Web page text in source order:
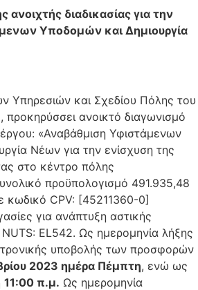
διαδικασίας για την
Υποδομών και Δημιουργία
Υπηρεσιών και Σχεδίου Πόλης του
ανοικτό διαγωνισμό
«Αναβάθμιση Υφιστάμενων
Νέων για την ενίσχυση της
στο κέντρο πόλης
προϋπολογισμό 491.935,48
CPV: [45211360-0]
για ανάπτυξη αστικής
EL542. Ως ημερομηνία λήξης
υποβολής των προσφορών
2023 ημέρα Πέμπτη, ενώ ως
11:00 π.μ. Ως ημερομηνία